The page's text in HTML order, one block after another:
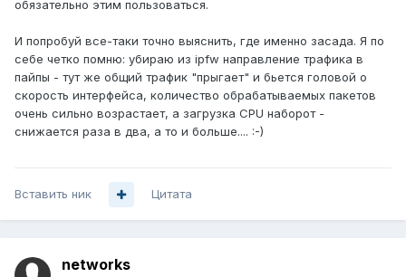
обязательно этим пользоваться.
И попробуй все-таки точно выяснить, где именно засада. Я по
себе четко помню: убираю из ipfw направление трафика в
пайпы - тут же общий трафик "прыгает" и бьется головой о
скорость интерфейса, количество обрабатываемых пакетов
очень сильно возрастает, а загрузка CPU наборот -
снижается раза в два, а то и больше.... :-)
Вставить ник Цитата
networks